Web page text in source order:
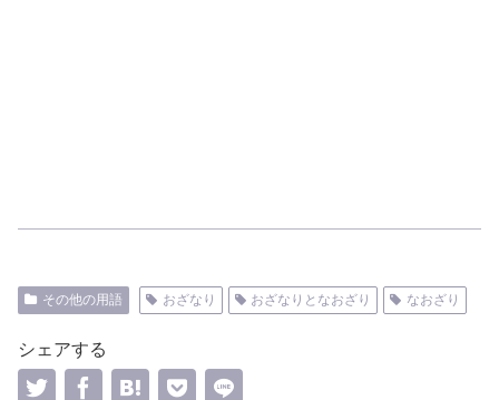
その他の用語 おざなり おざなりとなおざり なおざり
シェアする